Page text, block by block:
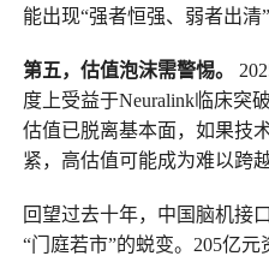
能出现“强者恒强、弱者出清
第五，估值泡沫需警惕。
度上受益于Neuralink临床突
估值已脱离基本面，如果技
紧，高估值可能成为难以跨
回望过去十年，中国脑机接
“门庭若市”的蜕变。205亿